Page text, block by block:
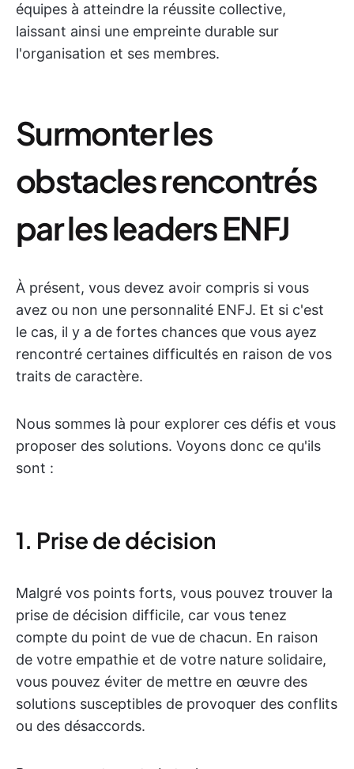
équipes à atteindre la réussite collective,
laissant ainsi une empreinte durable sur
l'organisation et ses membres.
Surmonter les
obstacles rencontrés
par les leaders ENFJ
À présent, vous devez avoir compris si vous
avez ou non une personnalité ENFJ. Et si c'est
le cas, il y a de fortes chances que vous ayez
rencontré certaines difficultés en raison de vos
traits de caractère.
Nous sommes là pour explorer ces défis et vous
proposer des solutions. Voyons donc ce qu'ils
sont :
1. Prise de décision
Malgré vos points forts, vous pouvez trouver la
prise de décision difficile, car vous tenez
compte du point de vue de chacun. En raison
de votre empathie et de votre nature solidaire,
vous pouvez éviter de mettre en œuvre des
solutions susceptibles de provoquer des conflits
ou des désaccords.